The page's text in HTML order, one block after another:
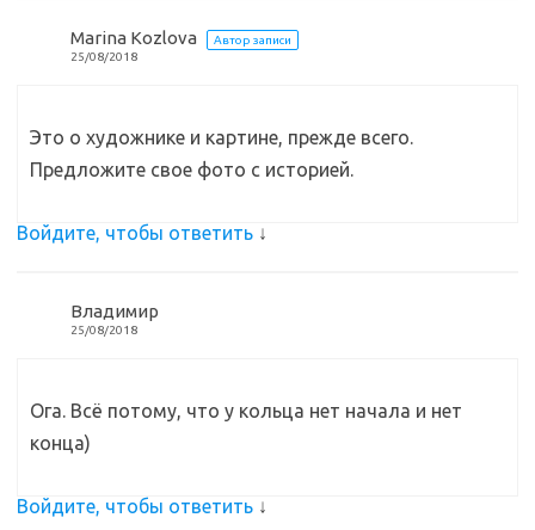
Marina Kozlova
Автор записи
25/08/2018
Это о художнике и картине, прежде всего.
Предложите свое фото с историей.
Войдите, чтобы ответить ↓
Владимир
25/08/2018
Ога. Всё потому, что у кольца нет начала и нет
конца)
Войдите, чтобы ответить ↓